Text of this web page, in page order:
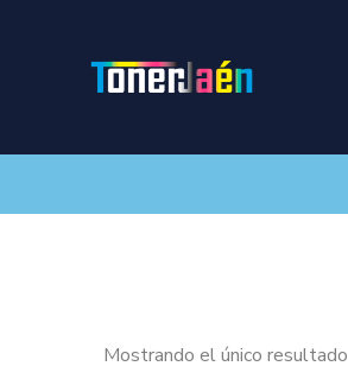
Mostrando el único resultado